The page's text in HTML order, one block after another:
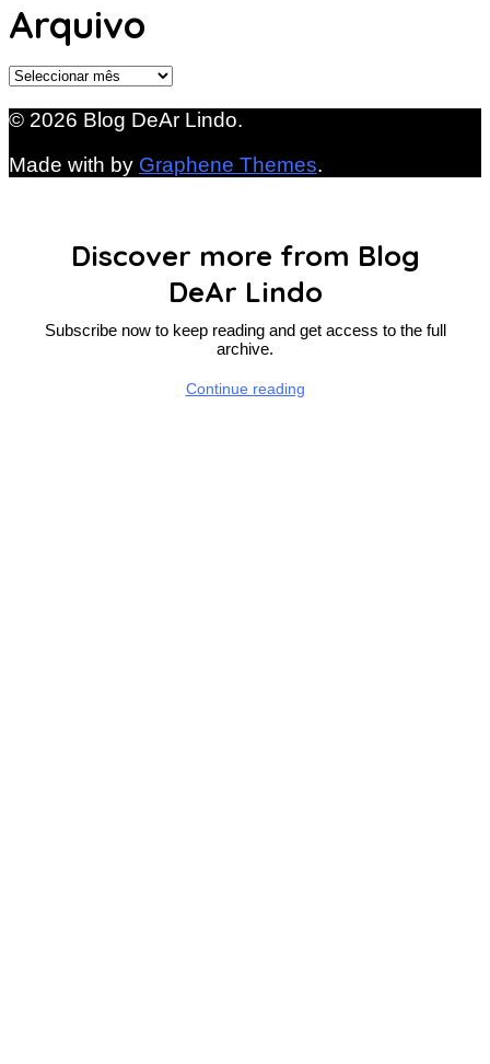
Arquivo
Arquivo
© 2026 Blog DeAr Lindo.
Made with by Graphene Themes.
Discover more from Blog
DeAr Lindo
Subscribe now to keep reading and get access to the full
archive.
Continue reading